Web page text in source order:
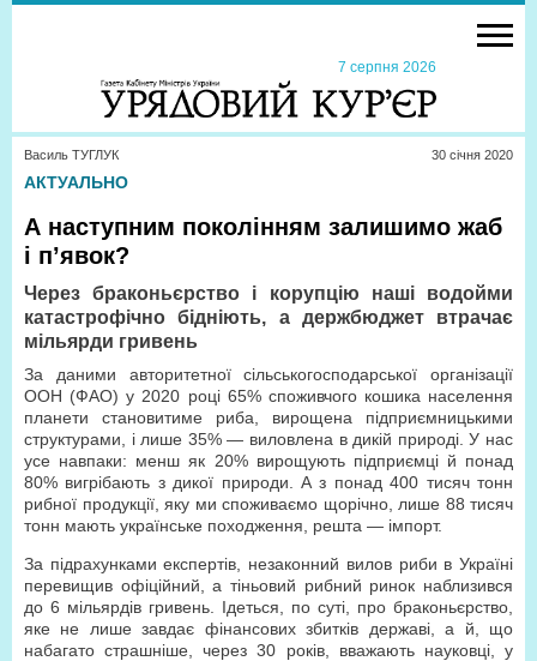
7 серпня 2026
Василь ТУГЛУК 30 сiчня 2020
АКТУАЛЬНО
А наступним поколінням залишимо жаб
і п’явок?
Через браконьєрство і корупцію наші водойми
катастрофічно бідніють, а держбюджет втрачає
мільярди гривень
За даними авторитетної сільськогосподарської організації
ООН (ФАО) у 2020 році 65% споживчого кошика населення
планети становитиме риба, вирощена підприємницькими
структурами, і лише 35% — виловлена в дикій природі. У нас
усе навпаки: менш як 20% вирощують підприємці й понад
80% вигрібають з дикої природи. А з понад 400 тисяч тонн
рибної продукції, яку ми споживаємо щорічно, лише 88 тисяч
тонн мають українське походження, решта — імпорт.
За підрахунками експертів, незаконний вилов риби в Україні
перевищив офіційний, а тіньовий рибний ринок наблизився
до 6 мільярдів гривень. Ідеться, по суті, про браконьєрство,
яке не лише завдає фінансових збитків державі, а й, що
набагато страшніше, через 30 років, вважають науковці, у